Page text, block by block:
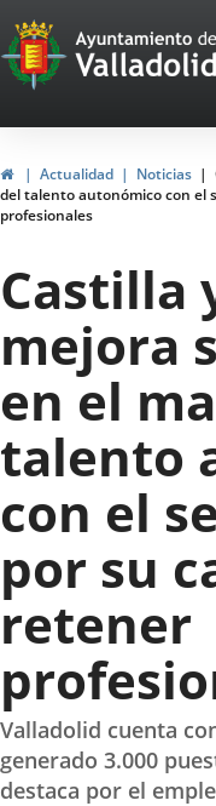
Portal
Web
del
de
Valladolid
InicioActualidad Noticias
del talento autonómico con el
profesionales
Castilla
mejora
en el
talento
con el
por su
retener
Valladolid cuenta
generado 3.000
destaca por el